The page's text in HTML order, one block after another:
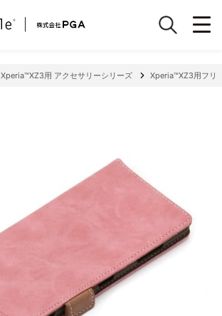
Xperia™XZ3用 アクセサリーシリーズ Xperia™XZ3用フリ